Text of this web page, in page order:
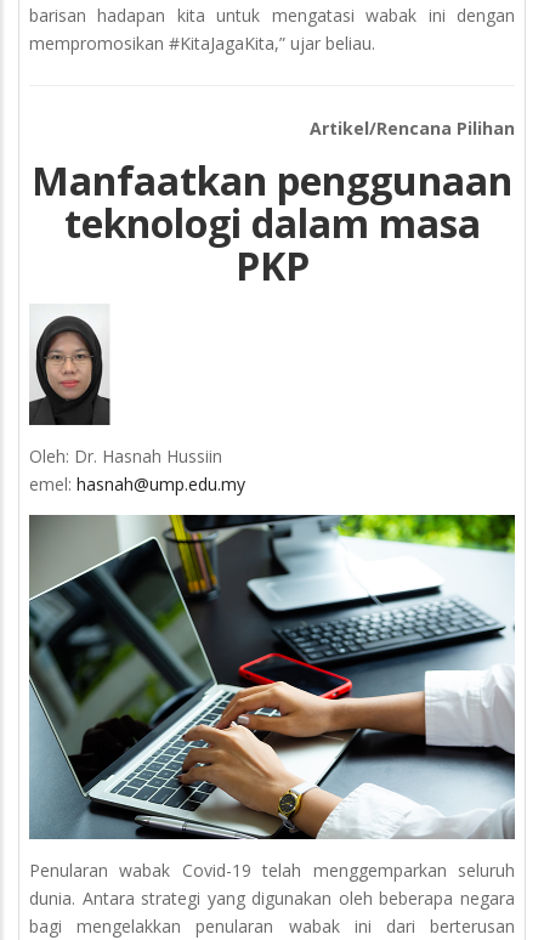
barisan hadapan kita untuk mengatasi wabak ini dengan
mempromosikan #KitaJagaKita,” ujar beliau.
Artikel/Rencana Pilihan
Manfaatkan penggunaan
teknologi dalam masa
PKP
Oleh: Dr. Hasnah Hussiin
emel: hasnah@ump.edu.my
Penularan wabak Covid-19 telah menggemparkan seluruh
dunia. Antara strategi yang digunakan oleh beberapa negara
bagi mengelakkan penularan wabak ini dari berterusan